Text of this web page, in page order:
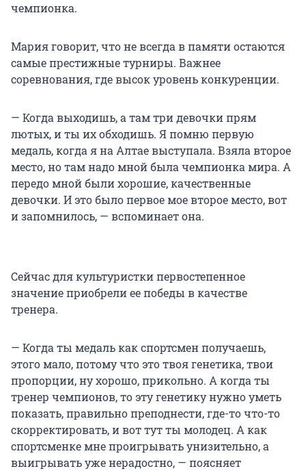
чемпионка.
Мария говорит, что не всегда в памяти остаются
самые престижные турниры. Важнее
соревнования, где высок уровень конкуренции.
— Когда выходишь, а там три девочки прям
лютых, и ты их обходишь. Я помню первую
медаль, когда я на Алтае выступала. Взяла второе
место, но там надо мной была чемпионка мира. А
передо мной были хорошие, качественные
девочки. И это было первое мое второе место, вот
и запомнилось, — вспоминает она.
Сейчас для культуристки первостепенное
значение приобрели ее победы в качестве
тренера.
— Когда ты медаль как спортсмен получаешь,
этого мало, потому что это твоя генетика, твои
пропорции, ну хорошо, прикольно. А когда ты
тренер чемпионов, то эту генетику нужно уметь
показать, правильно преподнести, где-то что-то
скорректировать, и вот тут ты молодец. А как
спортсменке мне проигрывать унизительно, а
выигрывать уже нерадостно, — поясняет